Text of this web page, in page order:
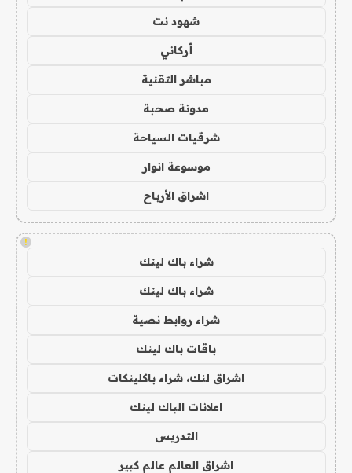
شهود نت
أركاني
مباشر التقنية
مدونة صحبة
شرقيات السياحة
موسوعة انوار
اشراق الأرباح
!
شراء باك لينك
شراء باك لينك
شراء روابط نصية
باقات باك لينك
اشراق لنك، شراء باكلينكات
اعلانات الباك لينك
التدريس
اشراق العالم عالم كبير